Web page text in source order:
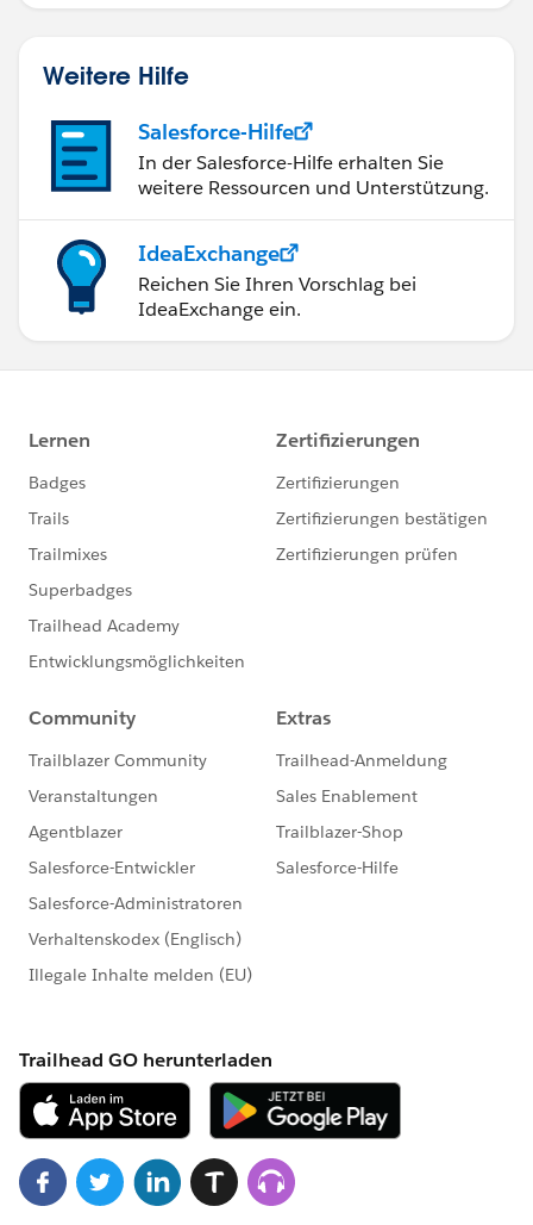
Weitere Hilfe
Salesforce-Hilfe
In der Salesforce-Hilfe erhalten Sie
weitere Ressourcen und Unterstützung.
IdeaExchange
Reichen Sie Ihren Vorschlag bei
IdeaExchange ein.